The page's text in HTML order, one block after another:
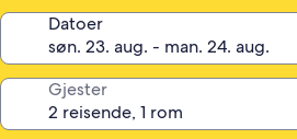
Datoer
Gjester